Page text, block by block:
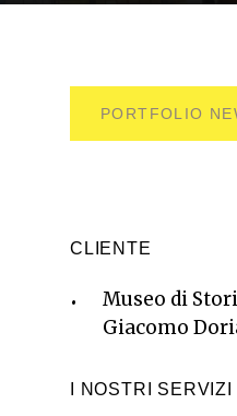
PORTFOLIO
CLIENTE
Museo di
Giacomo
I NOSTRI SERVIZI